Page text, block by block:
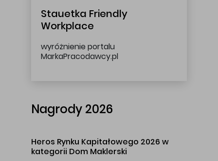
Stauetka Friendly
Workplace
wyróżnienie portalu
MarkaPracodawcy.pl
Nagrody 2026
Heros Rynku Kapitałowego 2026 w
kategorii Dom Maklerski